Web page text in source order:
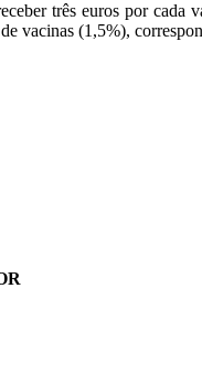
três euros por cada
vacinas (1,5%),